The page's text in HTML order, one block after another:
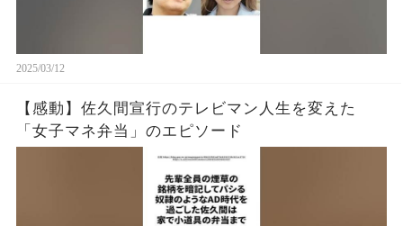
2025/03/12
【感動】佐久間宣行のテレビマン人生を変えた
「女子マネ弁当」のエピソード